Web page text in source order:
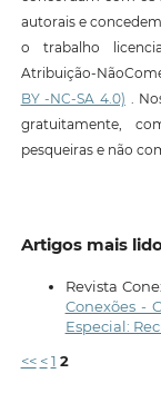
autorais e
o trabalho
Atribuição-
BY -NC-SA 4.0) .
gratuitamente,
pesqueiras e não
Artigos mais
Revista
Conexões -
Especial:
<< < 1 2